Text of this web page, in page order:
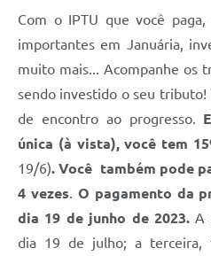
Com o IPTU que você
importantes em Januária,
muito mais... Acompanhe os
sendo investido o seu tributo!
de encontro ao progresso.
única (à vista), você tem
19/6). Você também pode
4 vezes. O pagamento da
dia 19 de junho de 2023.A
dia 19 de julho; a terceira,